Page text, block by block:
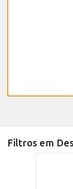
Filtros em